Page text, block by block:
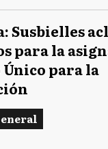
Susbielles
para la
para la